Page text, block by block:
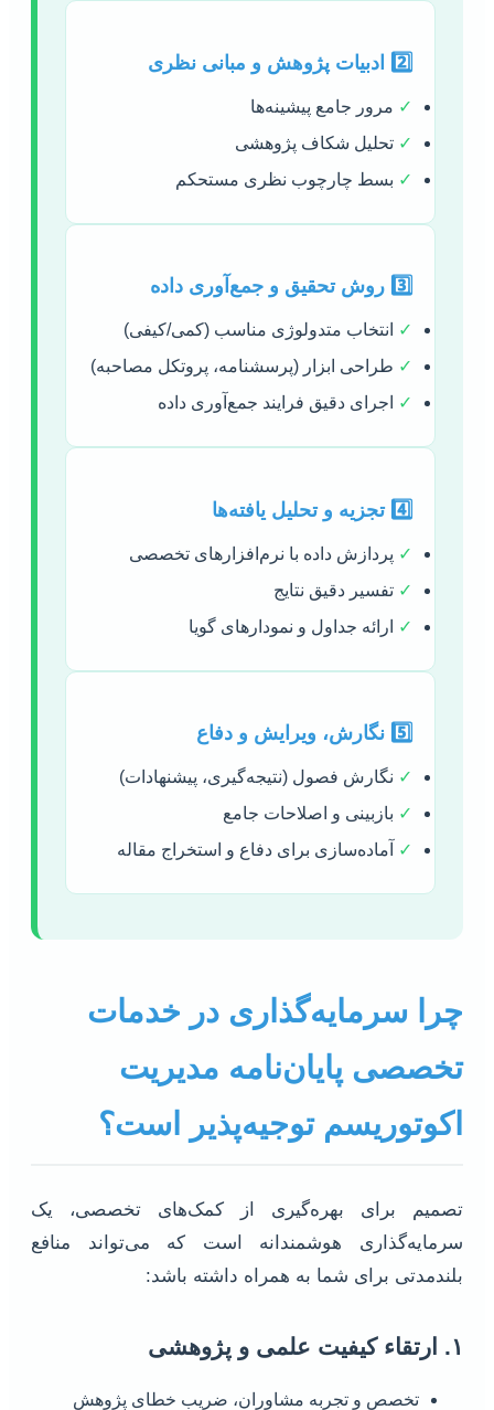
2️⃣ ادبیات پژوهش و مبانی نظری
✓مرور جامع پیشینه‌ها
✓تحلیل شکاف پژوهشی
✓بسط چارچوب نظری مستحکم
3️⃣ روش تحقیق و جمع‌آوری داده
✓انتخاب متدولوژی مناسب (کمی/کیفی)
✓طراحی ابزار (پرسشنامه، پروتکل مصاحبه)
✓اجرای دقیق فرایند جمع‌آوری داده
4️⃣ تجزیه و تحلیل یافته‌ها
✓پردازش داده با نرم‌افزارهای تخصصی
✓تفسیر دقیق نتایج
✓ارائه جداول و نمودارهای گویا
5️⃣ نگارش، ویرایش و دفاع
✓نگارش فصول (نتیجه‌گیری، پیشنهادات)
✓بازبینی و اصلاحات جامع
✓آماده‌سازی برای دفاع و استخراج مقاله
چرا سرمایه‌گذاری در خدمات
تخصصی پایان‌نامه مدیریت
اکوتوریسم توجیه‌پذیر است؟
تصمیم برای بهره‌گیری از کمک‌های تخصصی، یک
سرمایه‌گذاری هوشمندانه است که می‌تواند منافع
بلندمدتی برای شما به همراه داشته باشد:
۱. ارتقاء کیفیت علمی و پژوهشی
تخصص و تجربه مشاوران، ضریب خطای پژوهش